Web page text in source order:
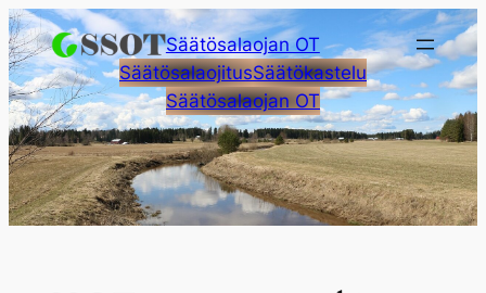
Siirry
sisältöön
Säätösalaojan OT
SäätösalaojitusSäätökastelu
Säätösalaojan OT